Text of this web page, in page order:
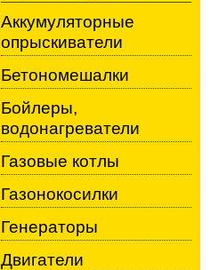
Аккумуляторные
опрыскиватели
Бетономешалки
Бойлеры,
водонагреватели
Газовые котлы
Газонокосилки
Генераторы
Двигатели